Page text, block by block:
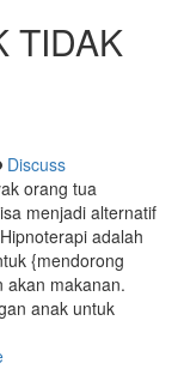
TIDAK
Discuss
orang tua
menjadi alternatif
adalah
{mendorong
akan makanan.
anak untuk